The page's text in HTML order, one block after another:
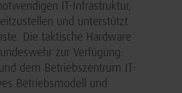
IT-Infrastruktur,
und unterstützt
Die taktische Hardware
zur Verfügung.
dem Betriebszentrum IT-
Betriebsmodell und